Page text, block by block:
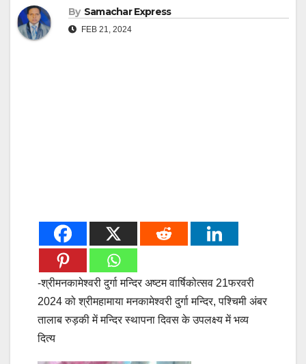
By Samachar Express
FEB 21, 2024
-श्रीमनकामेश्वरी दुर्गा मन्दिर अष्टम वार्षिकोत्सव 21फरवरी
2024 को श्रीमहामाया मनकामेश्वरी दुर्गा मन्दिर, पश्चिमी अंबर
तालाब रुड़की में मन्दिर स्थापना दिवस के उपलक्ष्य में भव्य
दित्य